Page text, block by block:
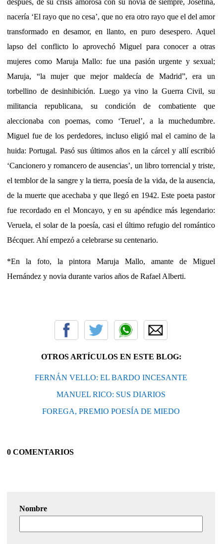
nacería ‘El rayo que no cesa’, que no era otro rayo que el del amor
transformado en desamor, en llanto, en puro desespero. Aquel
lapso del conflicto lo aprovechó Miguel para conocer a otras
mujeres como Maruja Mallo: fue una pasión urgente y sexual;
Maruja, “la mujer que mejor maldecía de Madrid”, era un
torbellino de desinhibición. Luego ya vino la Guerra Civil, su
militancia republicana, su condición de combatiente que
aleccionaba con poemas, como ‘Teruel’, a la muchedumbre.
Miguel fue de los perdedores, incluso eligió mal el camino de la
huida: Portugal. Pasó sus últimos años en la cárcel y allí escribió
‘Cancionero y romancero de ausencias’, un libro torrencial y triste,
el temblor de la sangre y la tierra, poesía de la vida, de la ausencia,
de la muerte que acechaba y que llegó en 1942. Este poeta pastor
fue recordado en el Moncayo, y en su apéndice más legendario:
Veruela, el solar de la poesía, casi el último refugio del romántico
Bécquer. Ahí empezó a celebrarse su centenario.
*En la foto, la pintora Maruja Mallo, amante de Miguel
Hernández y novia durante varios años de Rafael Alberti.
OTROS ARTÍCULOS EN ESTE BLOG:
FERNÁN VELLO: EL BARDO INCESANTE
MANUEL RICO: SUS DIARIOS
FOREGA, PREMIO POESÍA DE MIEDO
0 COMENTARIOS
Nombre